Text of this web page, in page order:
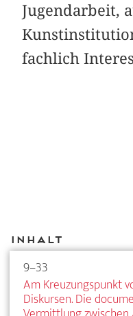
Jugendarbeit,
fachlich
Inhalt
9–33
Am Kreuzungspunkt
Diskursen. Die